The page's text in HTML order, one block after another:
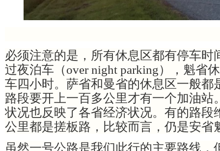
必须注意的是，所有休息区都有停车时
过夜泊车（over night parking），魁省
车四小时。萨省和曼省的休息区一般都
路段要开上一百多公里才有一个加油站
状况也反映了各省经济状况。有的路段
公里都是搓板路，比较而言，仍是安省
虽然一号公路是我们此行的主要路线，